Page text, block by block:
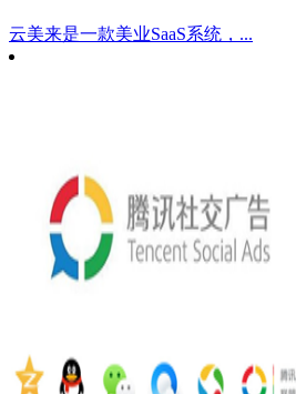
云美来是一款美业SaaS系统，...